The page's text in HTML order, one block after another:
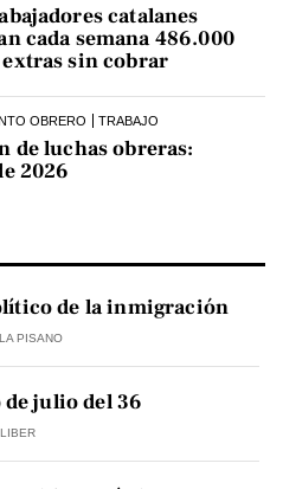
catalanes
cada semana 486.000
sin cobrar
OBRERO TRABAJO
de luchas obreras:
2026
de la inmigración
PISANO
julio del 36
LIBER